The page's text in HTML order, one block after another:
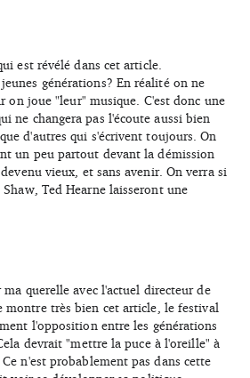
est révélé dans cet article.
générations? En réalité on ne
on joue "leur" musique. C'est donc une
ne changera pas l'écoute aussi bien
d'autres qui s'écrivent toujours. On
un peu partout devant la démission
vieux, et sans avenir. On verra si
Ted Hearne laisseront une
querelle avec l'actuel directeur de
montre très bien cet article, le festival
l'opposition entre les générations
devrait "mettre la puce à l'oreille" à
n'est probablement pas dans cette